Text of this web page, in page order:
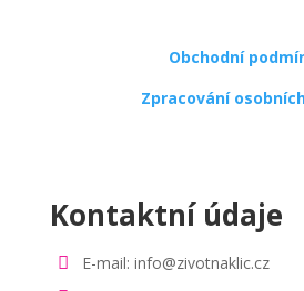
Obchodní
Zpracování
Kontaktní údaje

E-mail: info@zivotnaklic.cz